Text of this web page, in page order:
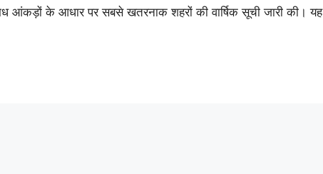
के आधार पर सबसे खतरनाक शहरों की वार्षिक सूची जारी की। यह